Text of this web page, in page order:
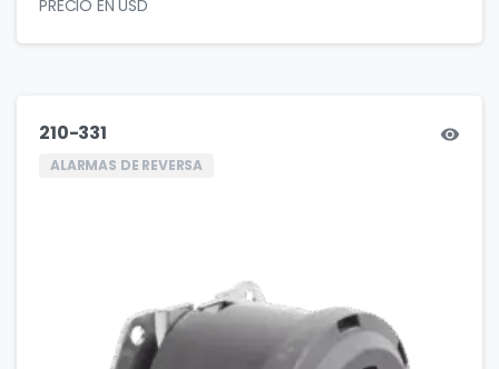
210-331
ALARMAS DE REVERSA